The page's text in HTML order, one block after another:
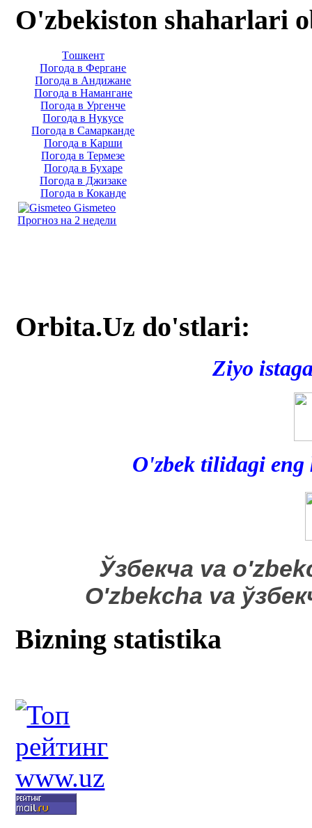
O'zbekiston shaharlari
Тoшкент
Погода в Фергане
Погода в Андижане
Погода в Намангане
Погода в Ургенче
Погода в Нукусе
Погода в Самарканде
Погода в Карши
Погода в Термезе
Погода в Бухаре
Погода в Джизаке
Погода в Коканде
Gismeteo
Прогноз на 2 недели
Orbita.Uz do'stlari:
Ziyo
O'zbek tilidagi
​Ўзбекча va
O'zbekcha va
Bizning statistika